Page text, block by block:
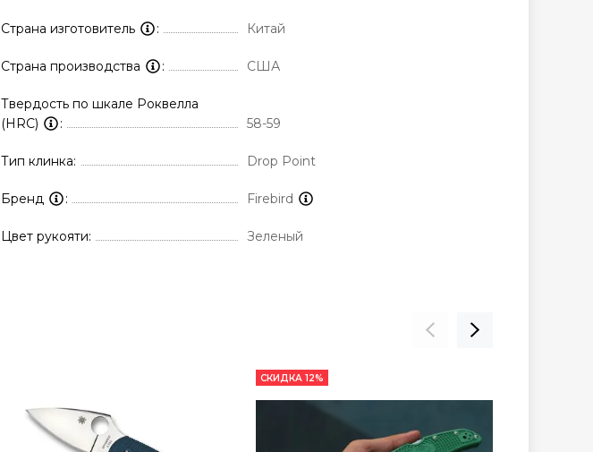
Страна изготовитель Китай
Страна производства США
Твердость по шкале Роквелла
(HRC)
58-59
Тип клинка Drop Point
Бренд Firebird
Цвет рукояти Зеленый
СКИДКА 12%